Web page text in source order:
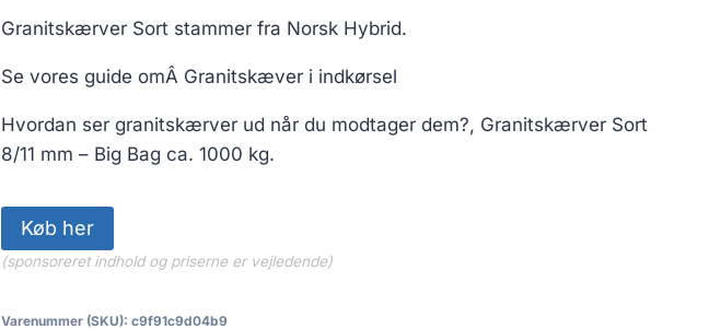
Granitskærver Sort stammer fra Norsk Hybrid.
Se vores guide omÂ Granitskæver i indkørsel
Hvordan ser granitskærver ud når du modtager dem?, Granitskærver Sort
8/11 mm – Big Bag ca. 1000 kg.
Køb her
(sponsoreret indhold og priserne er vejledende)
Varenummer (SKU): c9f91c9d04b9